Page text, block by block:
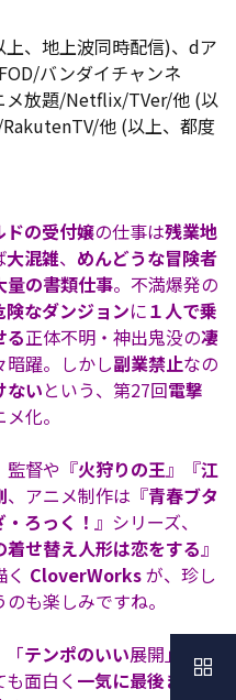
、地上波同時配信)、dア
バンダイチャンネ
メ放題/Netflix/TVer/他 (以
他 (以上、都度
ドの受付嬢の仕事は残業地
大混雑、 めんどうな冒険者
量の書類仕事。不満爆発の
なダンジョンに１人で乗
る正体不明・神出鬼没の凄
暗躍。しかし副業禁止なの
ないという、第27回電撃
化。
監督や『火狩りの王』『江
、アニメ制作は『青春ブタ
ろっく！ 』シリーズ、
着せ替え人形は恋をする』
CloverWorksが、珍し
も楽しみですね。
「テンポのいい展開」「絶
面白く 一気に最後まで読